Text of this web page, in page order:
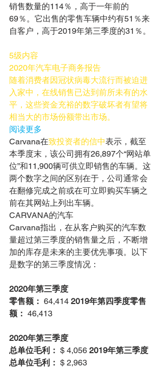
销售数量的114％，高于一年前的
69％。它出售的零售车辆中约有51％来
自客户，高于2019年第三季度的31％。
5级内容
2020年汽车电子商务报告
随着消费者因冠状病毒大流行而被迫进
入家中，在线销售已达到前所未有的水
平，这些资金充裕的数字破坏者有望将
相当大的市场份额带出市场。
阅读更多
Carvana在致投资者的信中表示，截至
本季度末，该公司拥有26,897个“网站单
位”和11,900辆可供立即销售的车辆。这
两个数字之间的区别在于，公司通常会
在翻修完成之前或在可立即购买车辆之
前在其网站上列出车辆。
CARVANA的汽车
Carvana指出，在从客户购买的汽车数
量超过第三季度的销售量之后，不断增
加的库存是未来的主要优先事项。以下
是数字的第三季度情况：
2020年第三季度
零售额： 64,414 2019年第四季度零售
额： 46,413
2020年第三季度
总单位毛利： $ 4,056 2019年第三季度
总单位毛利： $ 2,963